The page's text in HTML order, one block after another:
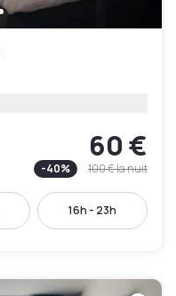
60 €
-40% 100 €la nuit
16h - 23h